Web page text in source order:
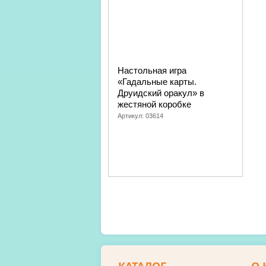
Настольная игра
«Гадальные карты.
Друидский оракул» в
жестяной коробке
Артикул: 03614